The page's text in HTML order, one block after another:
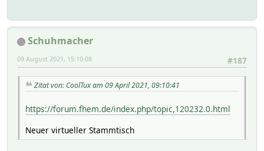
Schuhmacher
#187
09 August 2021, 15:10:08
Zitat von: CoolTux am 09 April 2021, 09:10:41
https://forum.fhem.de/index.php/topic,120232.0.html
Neuer virtueller Stammtisch